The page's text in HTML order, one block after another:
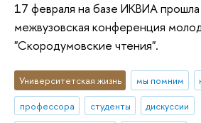
17 февраля на базе ИКВИА прошла
межвузовская конференция
"Скородумовские чтения".
Университетская жизнь мы помним
профессора
студенты
дискуссии